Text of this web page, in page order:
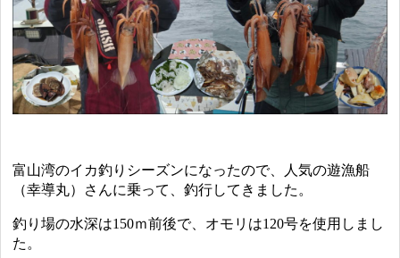
富山湾のイカ釣りシーズンになったので、人気の遊漁船
（幸導丸）さんに乗って、釣行してきました。
釣り場の水深は150ｍ前後で、オモリは120号を使用しまし
た。